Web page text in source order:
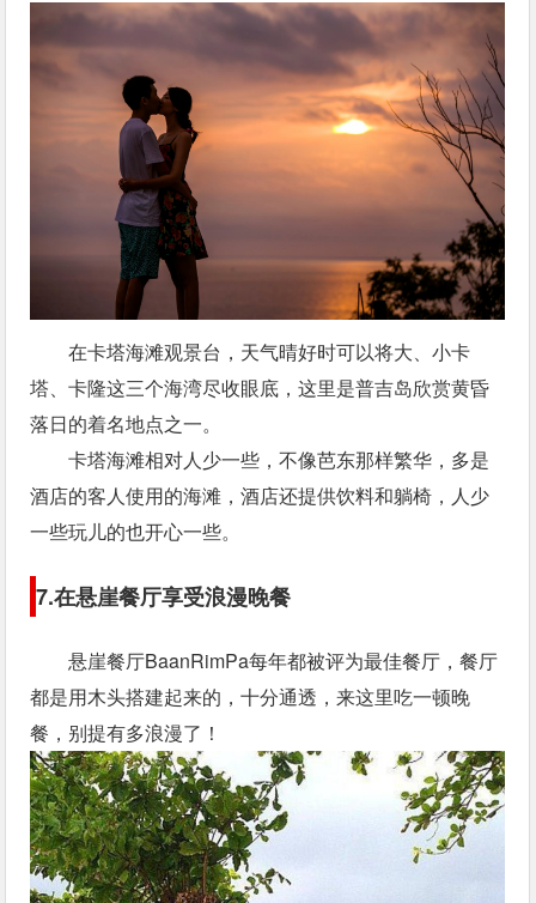
在卡塔海滩观景台，天气晴好时可以将大、小卡
塔、卡隆这三个海湾尽收眼底，这里是普吉岛欣赏黄昏
落日的着名地点之一。
卡塔海滩相对人少一些，不像芭东那样繁华，多是
酒店的客人使用的海滩，酒店还提供饮料和躺椅，人少
一些玩儿的也开心一些。
7.在悬崖餐厅享受浪漫晚餐
悬崖餐厅BaanRimPa每年都被评为最佳餐厅，餐厅
都是用木头搭建起来的，十分通透，来这里吃一顿晚
餐，别提有多浪漫了！